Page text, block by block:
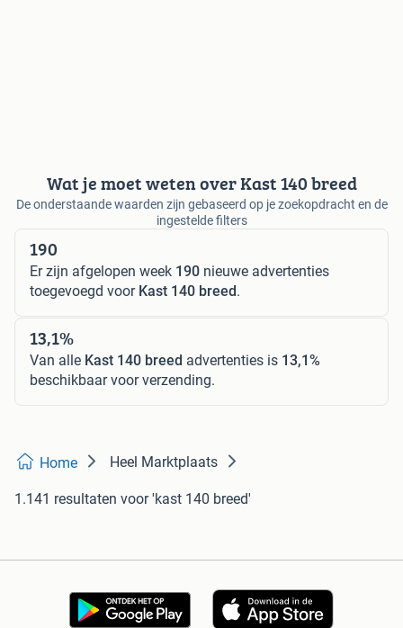
Wat je moet weten over Kast 140 breed
De onderstaande waarden zijn gebaseerd op je zoekopdracht en de
ingestelde filters
190
Er zijn afgelopen week 190 nieuwe advertenties
toegevoegd voor Kast 140 breed.
13,1%
Van alle Kast 140 breed advertenties is 13,1%
beschikbaar voor verzending.
Home Heel Marktplaats
1.141 resultaten voor 'kast 140 breed'